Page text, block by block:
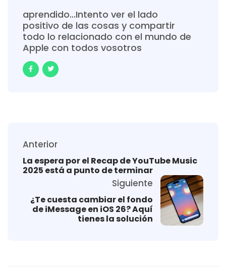
aprendido...Intento ver el lado
positivo de las cosas y compartir
todo lo relacionado con el mundo de
Apple con todos vosotros
Anterior
La espera por el Recap de YouTube Music
2025 está a punto de terminar
Siguiente
¿Te cuesta cambiar el fondo
de iMessage en iOS 26? Aquí
tienes la solución